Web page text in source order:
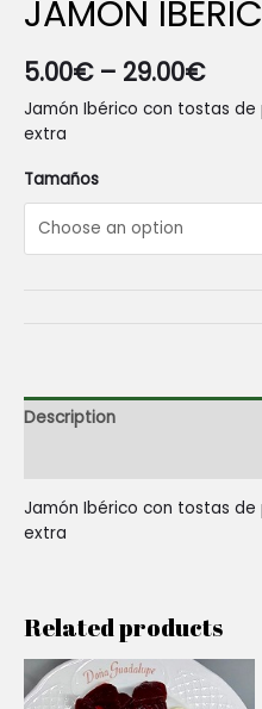
JAMON
5.00€– 29.00€
Jamón Ibérico con tostas
extra
Tamaños
Description
Jamón Ibérico con tostas
extra
Related products